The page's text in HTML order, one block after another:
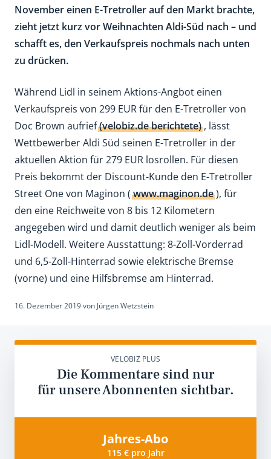
November einen E-Tretroller auf den Markt brachte,
zieht jetzt kurz vor Weihnachten Aldi-Süd nach – und
schafft es, den Verkaufspreis nochmals nach unten
zu drücken.
Während Lidl in seinem Aktions-Angbot einen
Verkaufspreis von 299 EUR für den E-Tretroller von
Doc Brown aufrief(velobiz.de berichtete), lässt
Wettbewerber Aldi Süd seinen E-Tretroller in der
aktuellen Aktion für 279 EUR losrollen. Für diesen
Preis bekommt der Discount-Kunde den E-Tretroller
Street One von Maginon (www.maginon.de), für
den eine Reichweite von 8 bis 12 Kilometern
angegeben wird und damit deutlich weniger als beim
Lidl-Modell. Weitere Ausstattung: 8-Zoll-Vorderrad
und 6,5-Zoll-Hinterrad sowie elektrische Bremse
(vorne) und eine Hilfsbremse am Hinterrad.
16. Dezember 2019von Jürgen Wetzstein
VELOBIZ PLUS
Die Kommentare sind nur
für unsere Abonnenten sichtbar.
Jahres-Abo
115 € pro Jahr